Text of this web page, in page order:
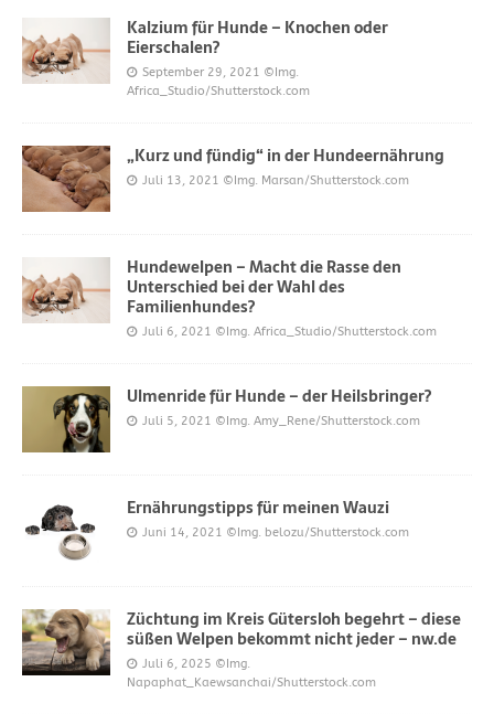
Kalzium für Hunde – Knochen oder
Eierschalen?
September 29, 2021 ©Img.
Africa_Studio/Shutterstock.com
„Kurz und fündig“ in der Hundeernährung
Juli 13, 2021 ©Img. Marsan/Shutterstock.com
Hundewelpen – Macht die Rasse den
Unterschied bei der Wahl des
Familienhundes?
Juli 6, 2021 ©Img. Africa_Studio/Shutterstock.com
Ulmenride für Hunde – der Heilsbringer?
Juli 5, 2021 ©Img. Amy_Rene/Shutterstock.com
Ernährungstipps für meinen Wauzi
Juni 14, 2021 ©Img. belozu/Shutterstock.com
Züchtung im Kreis Gütersloh begehrt – diese
süßen Welpen bekommt nicht jeder – nw.de
Juli 6, 2025 ©Img.
Napaphat_Kaewsanchai/Shutterstock.com